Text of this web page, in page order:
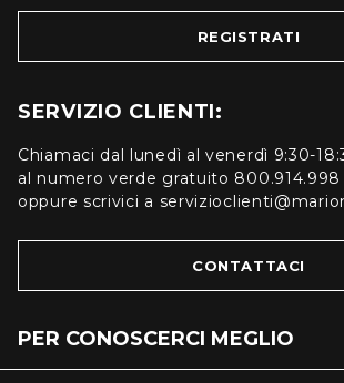
REGISTRATI
SERVIZIO CLIENTI:
Chiamaci dal lunedì al venerdì 9:30-
al numero verde gratuito 800.914.998
oppure scrivici a
CONTATTACI
PER CONOSCERCI MEGLIO